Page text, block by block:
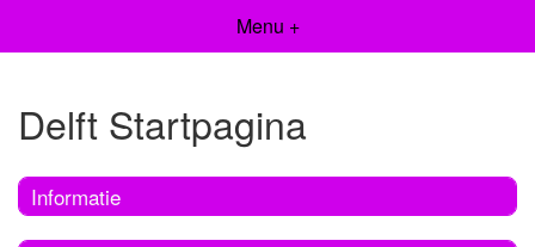
Menu +
Delft Startpagina
Informatie